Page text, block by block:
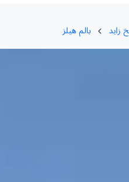
زايد بالم هيلز